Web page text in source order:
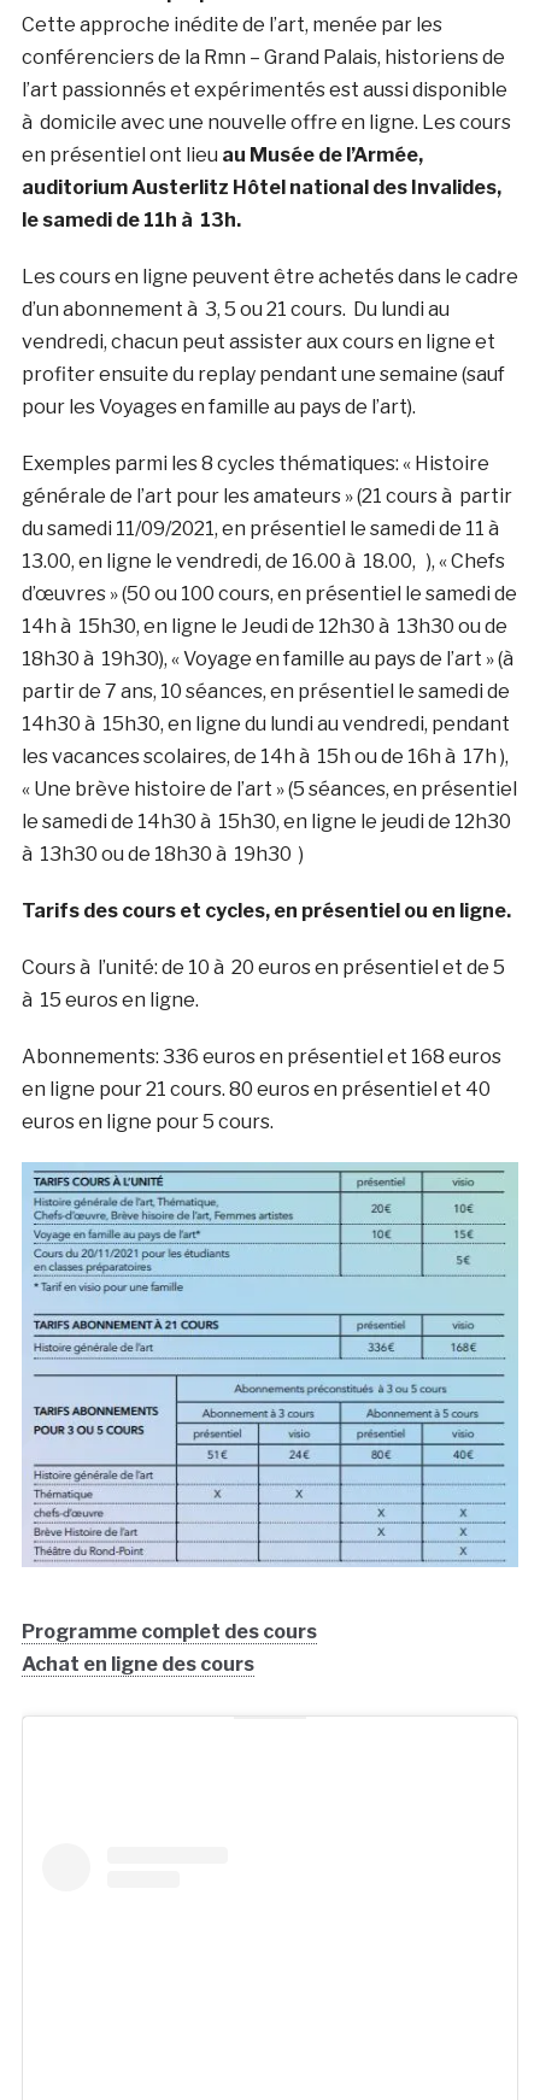
Cette approche inédite de l’art, menée par les
conférenciers de la Rmn – Grand Palais, historiens de
l’art passionnés et expérimentés est aussi disponible
à domicile avec une nouvelle offre en ligne. Les cours
en présentiel ont lieu au Musée de l’Armée,
auditorium Austerlitz Hôtel national des Invalides,
le samedi de 11h à 13h.
Les cours en ligne peuvent être achetés dans le cadre
d’un abonnement à 3, 5 ou 21 cours. Du lundi au
vendredi, chacun peut assister aux cours en ligne et
profiter ensuite du replay pendant une semaine (sauf
pour les Voyages en famille au pays de l’art).
Exemples parmi les 8 cycles thématiques: « Histoire
générale de l’art pour les amateurs » (21 cours à partir
du samedi 11/09/2021, en présentiel le samedi de 11 à
13.00, en ligne le vendredi, de 16.00 à 18.00, ), « Chefs
d’œuvres » (50 ou 100 cours, en présentiel le samedi de
14h à 15h30, en ligne le Jeudi de 12h30 à 13h30 ou de
18h30 à 19h30), « Voyage en famille au pays de l’art » (à
partir de 7 ans, 10 séances, en présentiel le samedi de
14h30 à 15h30, en ligne du lundi au vendredi, pendant
les vacances scolaires, de 14h à 15h ou de 16h à 17h ),
« Une brève histoire de l’art » (5 séances, en présentiel
le samedi de 14h30 à 15h30, en ligne le jeudi de 12h30
à 13h30 ou de 18h30 à 19h30 )
Tarifs des cours et cycles, en présentiel ou en ligne.
Cours à l’unité: de 10 à 20 euros en présentiel et de 5
à 15 euros en ligne.
Abonnements: 336 euros en présentiel et 168 euros
en ligne pour 21 cours. 80 euros en présentiel et 40
euros en ligne pour 5 cours.
Programme complet des cours
Achat en ligne des cours